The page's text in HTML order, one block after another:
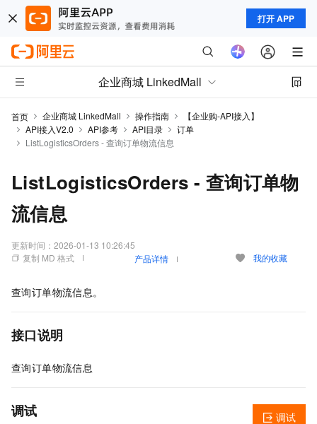
打开 APP
企业商城 LinkedMall
首页 企业商城 LinkedMall 操作指南
【企业购-API接入】
API接入V2.0
API参考 API目录
订单
ListLogisticsOrders - 查询订单物流信息
ListLogisticsOrders - 查询订单物
流信息
更新时间： 2026-01-13 10:26:45
复制 MD 格式
产品详情 我的收藏
查询订单物流信息。
接口说明
查询订单物流信息
调试 调试